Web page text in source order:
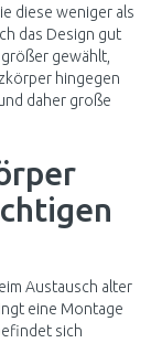
diese weniger als
das Design gut
gewählt,
hingegen
daher große
Austausch alter
eine Montage
sich